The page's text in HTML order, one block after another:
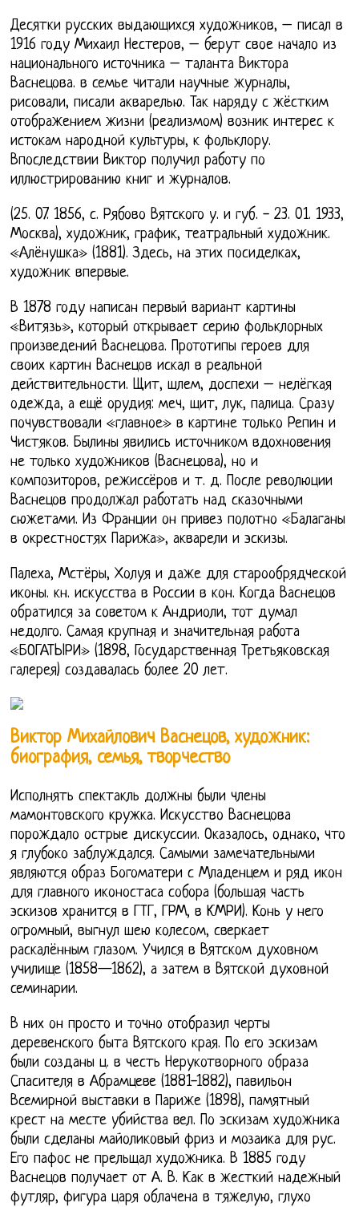
Десятки русских выдающихся художников, – писал в
1916 году Михаил Нестеров, – берут свое начало из
национального источника – таланта Виктора
Васнецова. в семье читали научные журналы,
рисовали, писали акварелью. Так наряду с жёстким
отображением жизни (реализмом) возник интерес к
истокам народной культуры, к фольклору.
Впоследствии Виктор получил работу по
иллюстрированию книг и журналов.
(25. 07. 1856, с. Рябово Вятского у. и губ. - 23. 01. 1933,
Москва), художник, график, театральный художник.
«Алёнушка» (1881). Здесь, на этих посиделках,
художник впервые.
В 1878 году написан первый вариант картины
«Витязь», который открывает серию фольклорных
произведений Васнецова. Прототипы героев для
своих картин Васнецов искал в реальной
действительности. Щит, шлем, доспехи – нелёгкая
одежда, а ещё орудия: меч, щит, лук, палица. Сразу
почувствовали «главное» в картине только Репин и
Чистяков. Былины явились источником вдохновения
не только художников (Васнецова), но и
композиторов, режиссёров и т. д. После революции
Васнецов продолжал работать над сказочными
сюжетами. Из Франции он привез полотно «Балаганы
в окрестностях Парижа», акварели и эскизы.
Палеха, Мстёры, Холуя и даже для старообрядческой
иконы. кн. искусства в России в кон. Когда Васнецов
обратился за советом к Андриоли, тот думал
недолго. Самая крупная и значительная работа
«БОГАТЫРИ» (1898, Государственная Третьяковская
галерея) создавалась более 20 лет.
Виктор Михайлович Васнецов, художник:
биография, семья, творчество
Исполнять спектакль должны были члены
мамонтовского кружка. Искусство Васнецова
порождало острые дискуссии. Оказалось, однако, что
я глубоко заблуждался. Самыми замечательными
являются образ Богоматери с Младенцем и ряд икон
для главного иконостаса собора (большая часть
эскизов хранится в ГТГ, ГРМ, в КМРИ). Конь у него
огромный, выгнул шею колесом, сверкает
раскалённым глазом. Учился в Вятском духовном
училище (1858—1862), а затем в Вятской духовной
семинарии.
В них он просто и точно отобразил черты
деревенского быта Вятского края. По его эскизам
были созданы ц. в честь Нерукотворного образа
Спасителя в Абрамцеве (1881-1882), павильон
Всемирной выставки в Париже (1898), памятный
крест на месте убийства вел. По эскизам художника
были сделаны майоликовый фриз и мозаика для рус.
Его пафос не прельщал художника. В 1885 году
Васнецов получает от А. В. Как в жесткий надежный
футляр, фигура царя облачена в тяжелую, глухо